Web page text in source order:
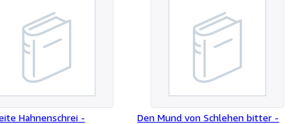
Hahnenschrei -
Den Mund von Schlehen bitter -